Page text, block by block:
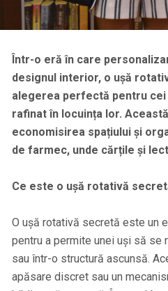
Într-o eră în care
designul interior, o ușă
alegerea perfectă pentru
rafinat în locuința lor.
economisirea spațiului și
de farmec, unde cărțile și
Ce este o ușă rotativă
O ușă rotativă secretă este un
pentru a permite unei uși să se
sau într-o structură ascunsă.
apăsare discret sau un